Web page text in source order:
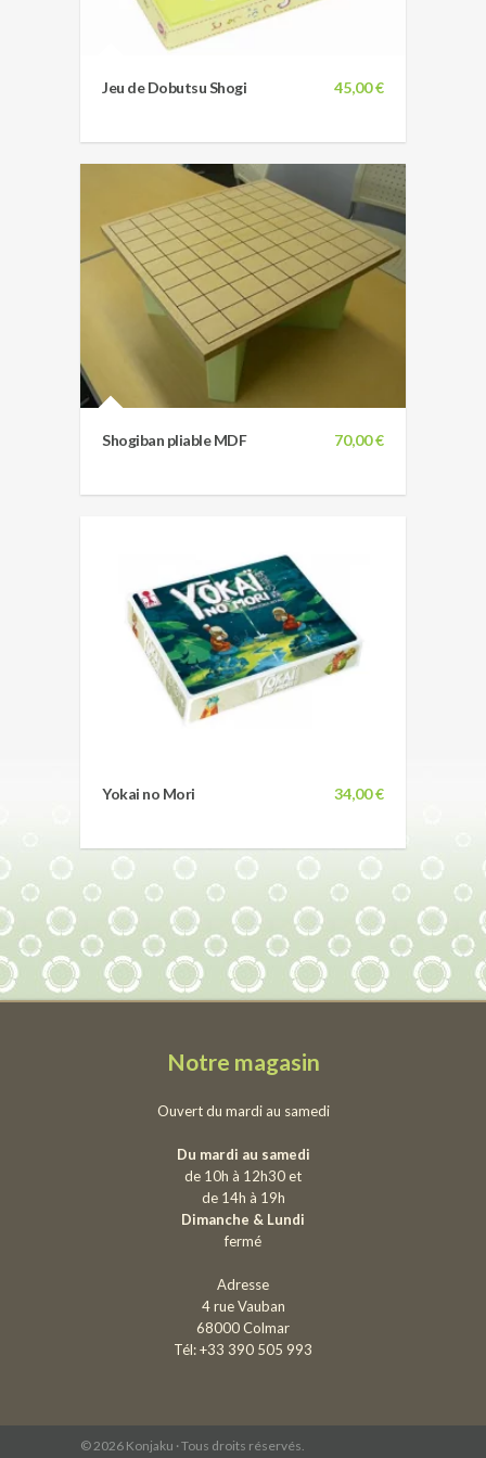
45,00 €
Jeu de Dobutsu Shogi
70,00 €
Shogiban pliable MDF
34,00 €
Yokai no Mori
Notre magasin
Ouvert du mardi au samedi
Du mardi au samedi
de 10h à 12h30 et
de 14h à 19h
Dimanche & Lundi
fermé
Adresse
4 rue Vauban
68000 Colmar
Tél: +33 390 505 993
© 2026 Konjaku · Tous droits réservés.